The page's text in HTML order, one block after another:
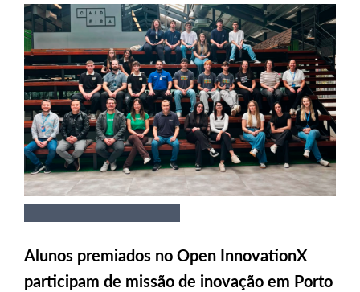
Alunos premiados no Open InnovationX
participam de missão de inovação em Porto